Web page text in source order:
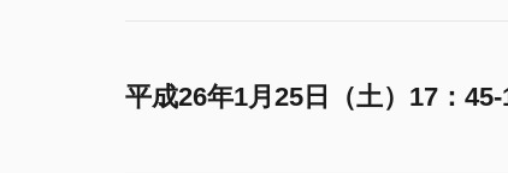
平成26年1月25日（土）17：